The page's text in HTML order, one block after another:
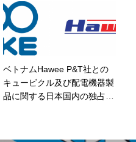
ベトナムHawee P&T社との
キュービクル及び配電機器製
品に関する日本国内の独占契